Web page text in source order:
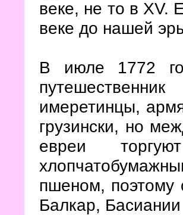
веке, не то в XV.
веке до нашей
В июле 1772
имеретинцы,
грузински, но
евреи торгуют
пшеном, поэтому
Балкар,